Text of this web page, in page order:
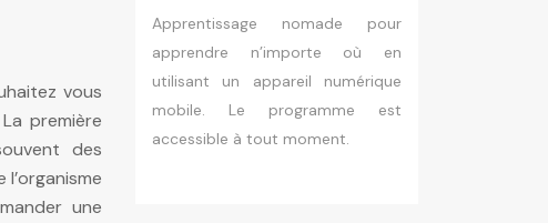
vous
première
des
une
Apprentissage nomade pour
apprendre n’importe où en
utilisant un appareil numérique
mobile. Le programme est
accessible à tout moment.